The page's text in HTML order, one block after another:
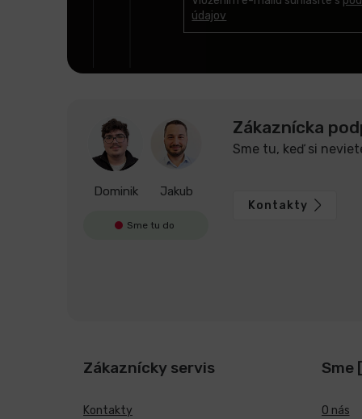
údajov
Dominik Jakub
Sme tu do
Zákaznícka
Sme tu, keď si
Kontakty
Zákaznícky servis
Kontakty
Sme
O nás